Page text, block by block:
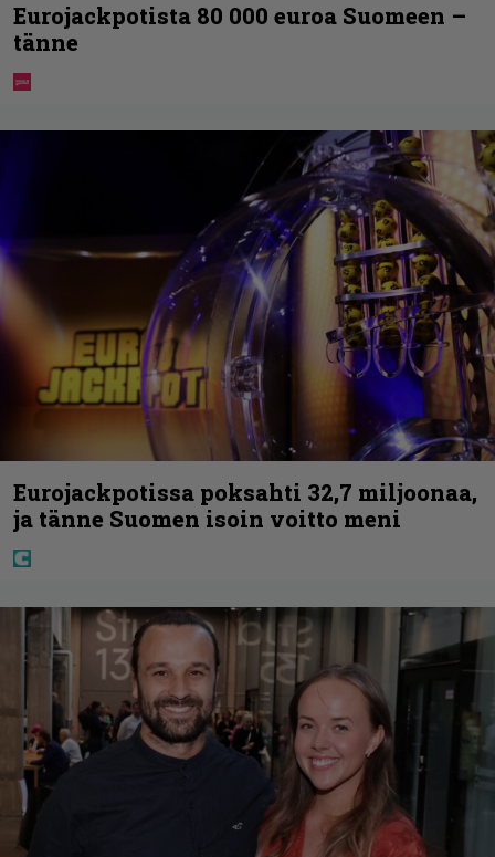
Eurojackpotista 80 000 euroa Suomeen –
tänne
Eurojackpotissa poksahti 32,7 miljoonaa,
ja tänne Suomen isoin voitto meni